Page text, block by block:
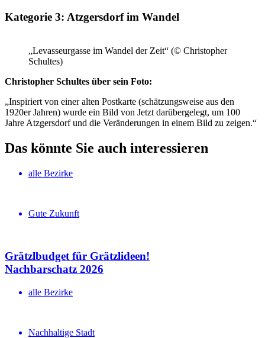
Kategorie 3: Atzgersdorf im Wandel
„Levasseurgasse im Wandel der Zeit“ (© Christopher
Schultes)
Christopher Schultes über sein Foto:
„Inspiriert von einer alten Postkarte (schätzungsweise aus den
1920er Jahren) wurde ein Bild von Jetzt darübergelegt, um 100
Jahre Atzgersdorf und die Veränderungen in einem Bild zu zeigen.“
Das könnte Sie auch interessieren
alle Bezirke
Gute Zukunft
Grätzlbudget für Grätzlideen!
Nachbar­schatz 2026
alle Bezirke
Nachhaltige Stadt